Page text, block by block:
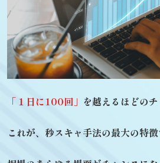
「１日に100回」 を越えるほどのチ
これが、秒スキャ手法の最大の特徴